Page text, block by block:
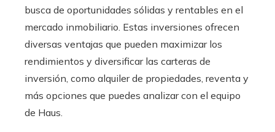
busca de oportunidades sólidas y rentables en el
mercado inmobiliario. Estas inversiones ofrecen
diversas ventajas que pueden maximizar los
rendimientos y diversificar las carteras de
inversión, como alquiler de propiedades, reventa y
más opciones que puedes analizar con el equipo
de Haus.